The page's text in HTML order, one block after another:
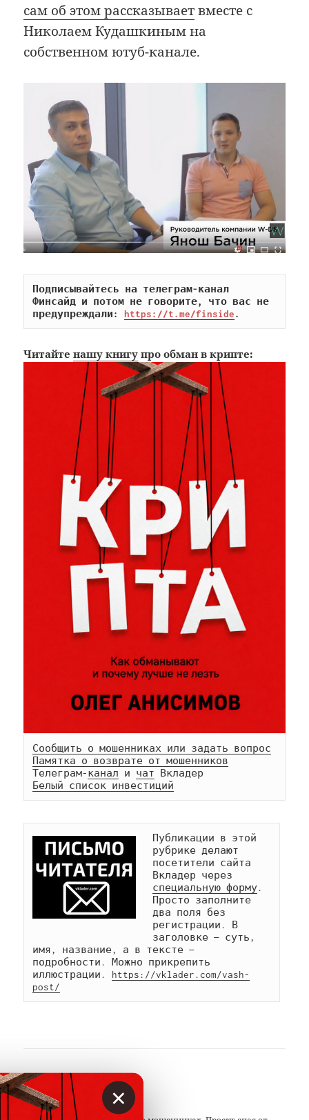
сам об этом рассказываетвместе с
Николаем Кудашкиным на
собственном ютуб-канале.
Подписывайтесь на телеграм-канал
Финсайд и потом не говорите, что вас не
предупреждали: https://t.me/finside.
Читайтенашу книгу про обман в крипте:
Сообщить о мошенниках или задать вопрос
Памятка о возврате от мошенников
Телеграм-канал и чат
Белый список инвестиций
Публикации в этой
рубрике делают
посетители сайта
специальную форму.
Просто заполните
два поля без
регистрации. В
заголовке — суть,
имя, название, а в тексте —
подробности. Можно прикрепить
иллюстрации. https://vklader.com/vash-
post/
АВТОР
Вкладер ×